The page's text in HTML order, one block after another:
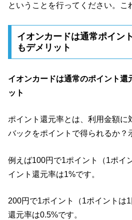
ということを行ってください。こ
イオンカードは通常ポイン
もデメリット
イオンカードは通常のポイント還
ット
ポイント還元率とは、利用金額に
バックをポイントで得られるか？
例えば100円で1ポイント（1ポイ
イント還元率は1%です。
200円で1ポイント（1ポイントは
還元率は0.5%です。